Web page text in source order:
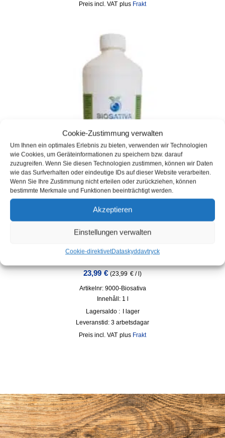
Cookie-Zustimmung verwalten
Um Ihnen ein optimales Erlebnis zu bieten, verwenden wir Technologien
wie Cookies, um Geräteinformationen zu speichern bzw. darauf
zuzugreifen. Wenn Sie diesen Technologien zustimmen, können wir Daten
wie das Surfverhalten oder eindeutige IDs auf dieser Website verarbeiten.
Wenn Sie Ihre Zustimmung nicht erteilen oder zurückziehen, können
bestimmte Merkmale und Funktionen beeinträchtigt werden.
Akzeptieren
Einstellungen verwalten
Cookie-direktivetDataskyddavtryck
incl. VAT plus Frakt
bruksfärdig lösning
23,99 € (23,99 € / )
Artikelnr: 9000-Biosativa
Innehåll: 1 l
Lagersaldo : I lager
Leveranstid: 3 arbetsdagar
incl. VAT plus Frakt